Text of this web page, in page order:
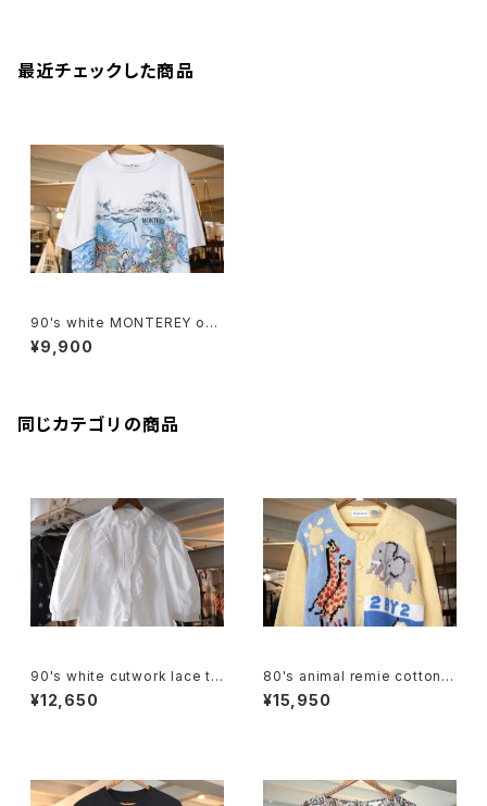
最近チェックした商品
90's white MONTEREY oce
an printed Tee
¥9,900
同じカテゴリの商品
90's white cutwork lace tri
mmed cotton Blouse
¥12,650
80's animal remie cotton k
nit crewneck Cardigan
¥15,950